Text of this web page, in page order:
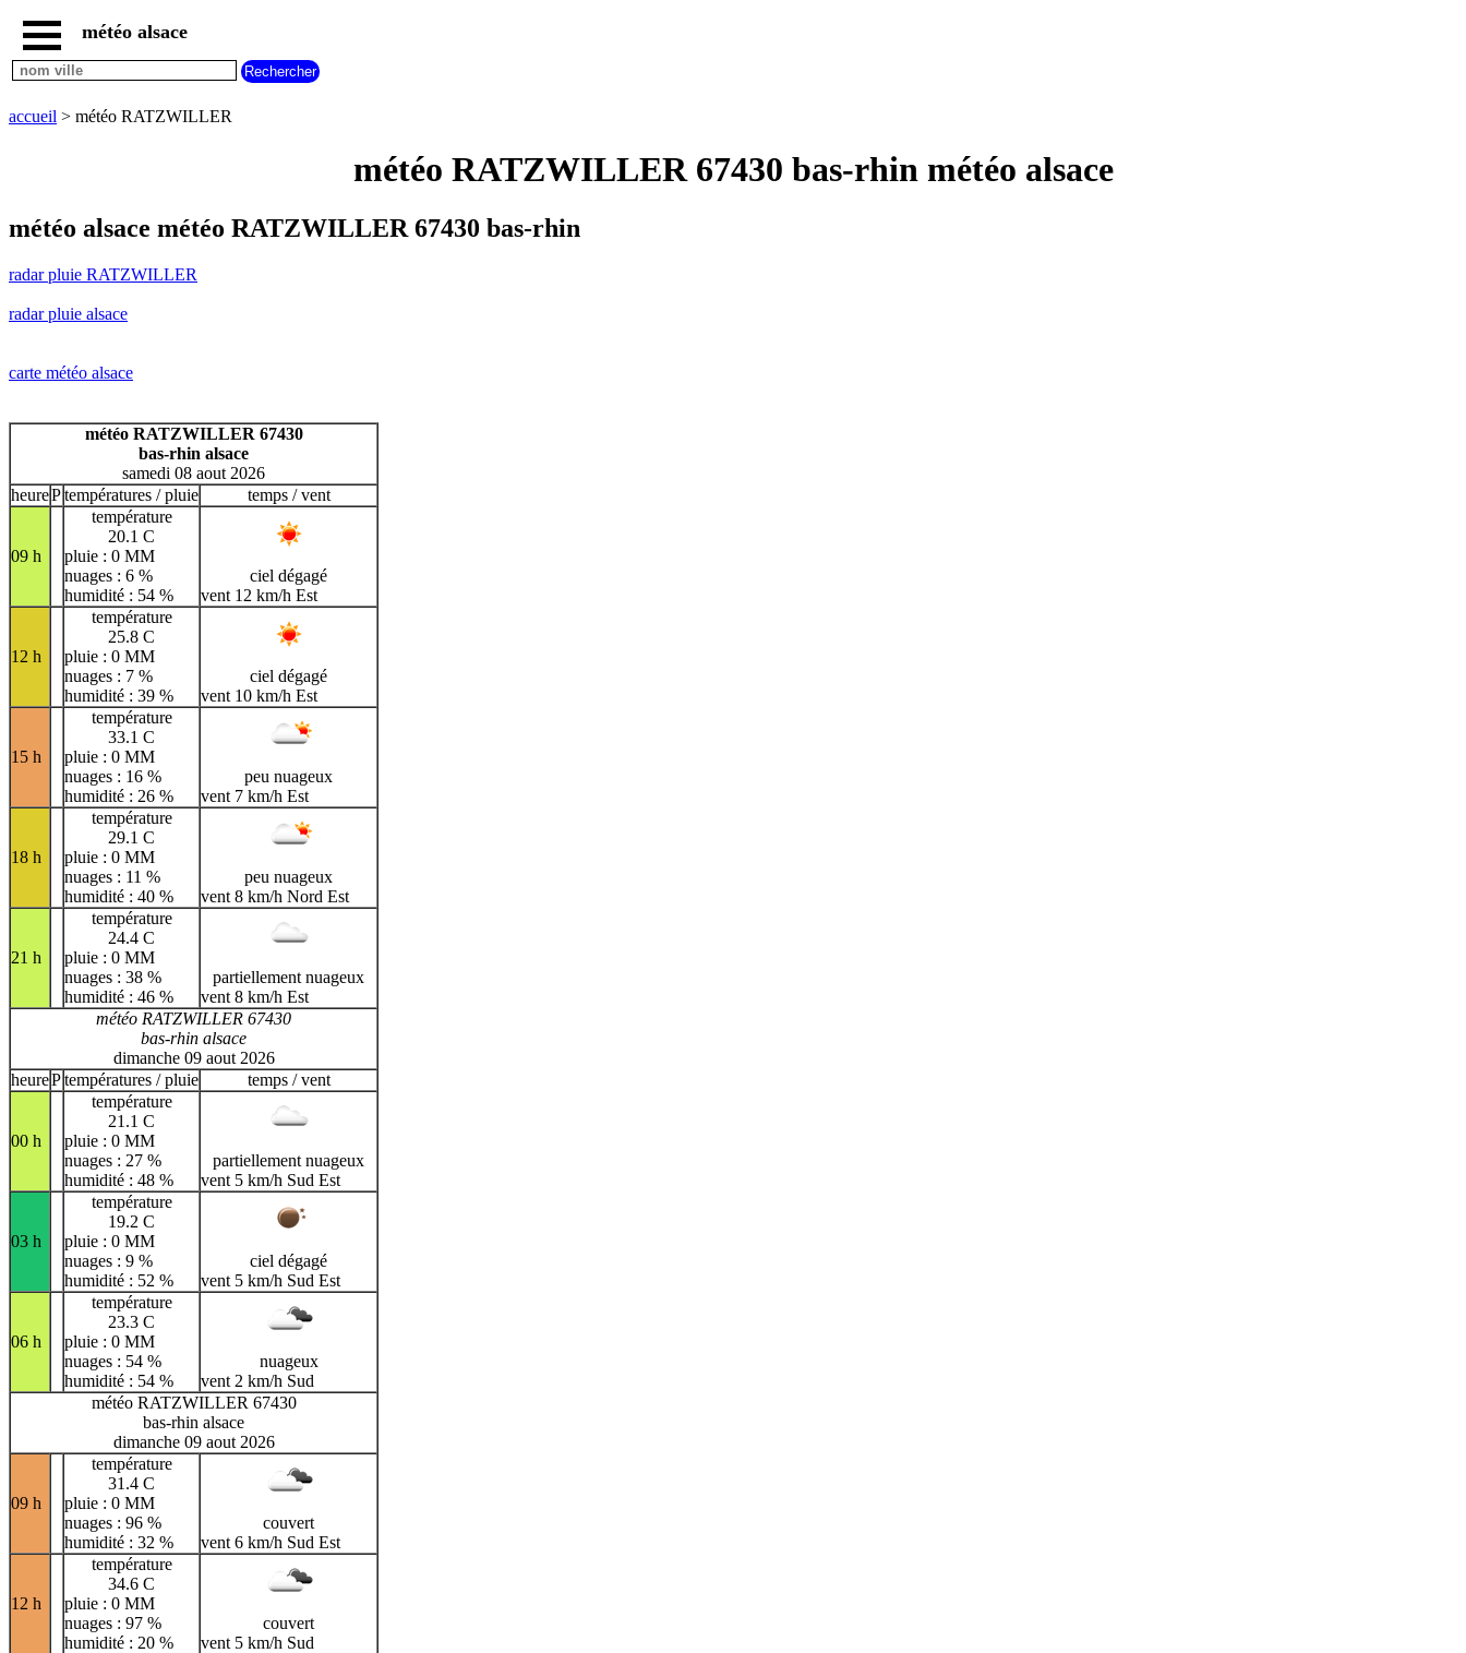
accueil
radar
RATZWILLER
radar
pluie
carte
météo
france
villes
F
G
H
I J K L M
N
R S T
U
V
W X Y Z
météo alsace
accueil > météo RATZWILLER
météo RATZWILLER 67430 bas-rhin météo alsace
météo alsace météo RATZWILLER 67430 bas-rhin
radar pluie RATZWILLER
radar pluie alsace
carte météo alsace
météo RATZWILLER 67430
bas-rhin alsace
samedi 08 aout 2026
heurePtempératures / pluie temps / vent
09 h
température
20.1 C
pluie : 0 MM
nuages : 6 %
humidité : 54 %
ciel dégagé
vent 12 km/h Est
12 h
température
25.8 C
pluie : 0 MM
nuages : 7 %
humidité : 39 %
ciel dégagé
vent 10 km/h Est
15 h
température
33.1 C
pluie : 0 MM
nuages : 16 %
humidité : 26 %
peu nuageux
vent 7 km/h Est
18 h
température
29.1 C
pluie : 0 MM
nuages : 11 %
humidité : 40 %
peu nuageux
vent 8 km/h Nord Est
21 h
température
24.4 C
pluie : 0 MM
nuages : 38 %
humidité : 46 %
partiellement nuageux
vent 8 km/h Est
météo RATZWILLER 67430
bas-rhin alsace
dimanche 09 aout 2026
heurePtempératures / pluie temps / vent
00 h
température
21.1 C
pluie : 0 MM
nuages : 27 %
humidité : 48 %
partiellement nuageux
vent 5 km/h Sud Est
03 h
température
19.2 C
pluie : 0 MM
nuages : 9 %
humidité : 52 %
ciel dégagé
vent 5 km/h Sud Est
06 h
température
23.3 C
pluie : 0 MM
nuages : 54 %
humidité : 54 %
nuageux
vent 2 km/h Sud
météo RATZWILLER 67430
bas-rhin alsace
dimanche 09 aout 2026
09 h
température
31.4 C
pluie : 0 MM
nuages : 96 %
humidité : 32 %
couvert
vent 6 km/h Sud Est
12 h
température
34.6 C
pluie : 0 MM
nuages : 97 %
humidité : 20 %
couvert
vent 5 km/h Sud